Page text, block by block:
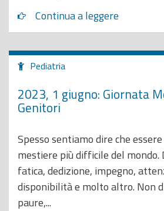
Continua a leggere
Pediatria
2023, 1 giugno: Giornata
Genitori
Spesso sentiamo dire che
mestiere più difficile del mondo.
fatica, dedizione, impegno,
disponibilità e molto altro. Non
paure,...